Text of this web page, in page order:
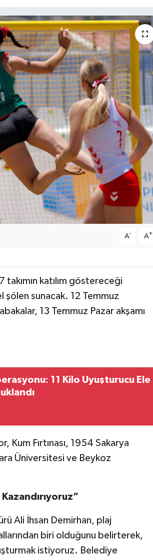
A- A+
katılım göstereceği
sunacak. 12 Temmuz
13 Temmuz Pazar akşamı
11 Kilo Uyuşturucu Ele
Fırtınası, 1954 Sakarya
Üniversitesi ve Beykoz
Ali İhsan Demirhan, plaj
biri olduğunu belirterek,
istiyoruz. Belediye